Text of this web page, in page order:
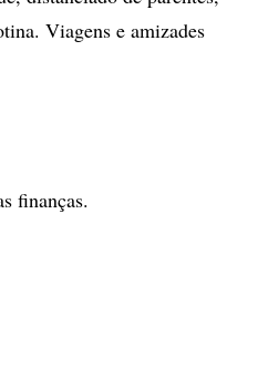
Viagens e amizades
finanças.